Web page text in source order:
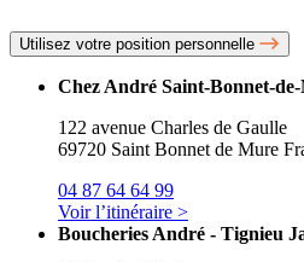
Utilisez votre position personnelle
Chez André Saint-Bonnet-
122 avenue Charles de Gaulle
69720 Saint Bonnet de Mure
04 87 64 64 99
Voir l’itinéraire >
Boucheries André - Tignieu